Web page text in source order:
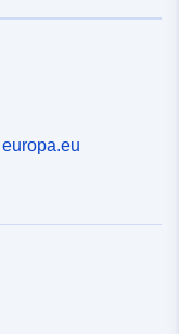
europa.eu